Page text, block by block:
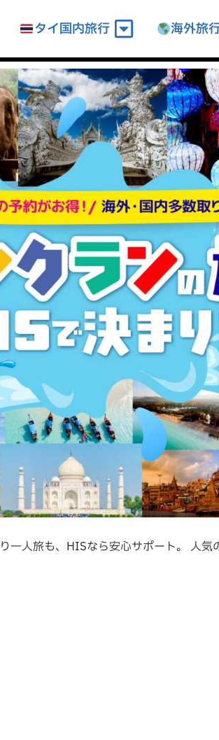
タイ国内旅行 海外旅
一人旅も、HISなら安心サポート。 人